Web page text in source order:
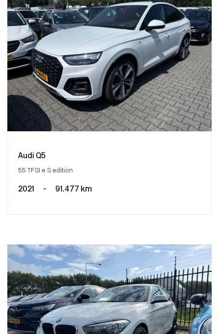
Audi Q5
55 TFSI e S edition
2021 - 91.477 km